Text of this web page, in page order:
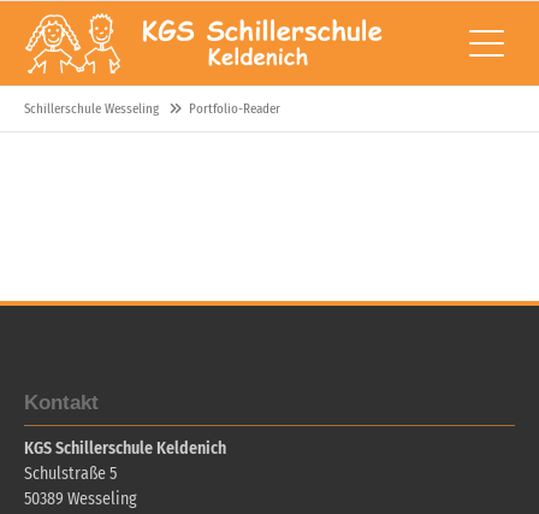
Schillerschule Wesseling Portfolio-Reader
Kontakt
KGS Schillerschule Keldenich
Schulstraße 5
50389 Wesseling